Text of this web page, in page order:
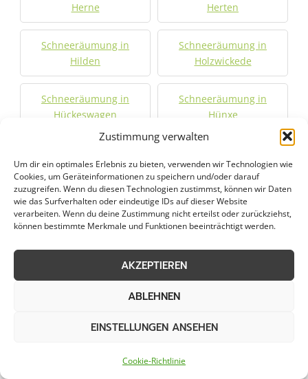
Zustimmung verwalten
Um dir ein optimales Erlebnis zu bieten, verwenden wir Technologien wie
Cookies, um Geräteinformationen zu speichern und/oder darauf
zuzugreifen. Wenn du diesen Technologien zustimmst, können wir Daten
wie das Surfverhalten oder eindeutige IDs auf dieser Website
verarbeiten. Wenn du deine Zustimmung nicht erteilst oder zurückziehst,
können bestimmte Merkmale und Funktionen beeinträchtigt werden.
AKZEPTIEREN
ABLEHNEN
EINSTELLUNGEN ANSEHEN
Cookie-Richtlinie
Herne
Herten
Schneeräumung in
Hilden
Schneeräumung in
Holzwickede
Schneeräumung in
Hückeswagen
Schneeräumung in
Hünxe
Iserlohn
Issum
Schneeräumung in
Kaarst
Schneeräumung in
Kamen
Schneeräumung in
Schneeräumung in Klein
Krefeld
Langenfeld
Schneeräumung in
Schneeräumung in